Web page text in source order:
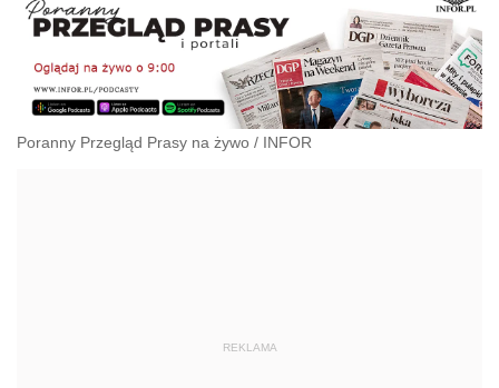
Poranny Przegląd Prasy na żywo / INFOR